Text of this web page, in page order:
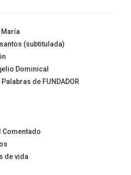
(subtitulada)
Dominical
de FUNDADOR
Comentado
de vida